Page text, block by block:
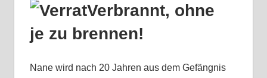
Verbrannt, ohne
je zu brennen!
Nane wird nach 20 Jahren aus dem Gefängnis